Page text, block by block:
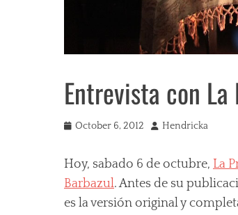
Entrevista con
Posted
October 6, 2012 Author
Hendricka
Hoy, sabado 6 de octubre, La
Barbazul. Antes de su
es la versión original y